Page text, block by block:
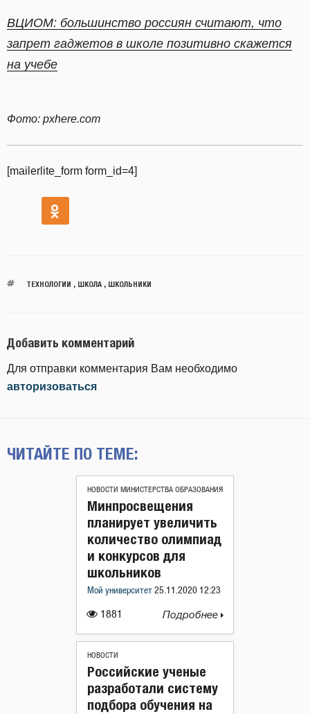
ВЦИОМ: большинство россиян считают, что
запрет гаджетов в школе позитивно скажется
на учебе
Фото: pxhere.com
[mailerlite_form form_id=4]
ТЕХНОЛОГИИ , ШКОЛА, ШКОЛЬНИКИ
Добавить комментарий
Для отправки комментария Вам необходимо
авторизоваться
ЧИТАЙТЕ ПО ТЕМЕ:
НОВОСТИ МИНИСТЕРСТВА ОБРАЗОВАНИЯ
1881
Минпросвещения
планирует увеличить
количество олимпиад
и конкурсов для
школьников
Мой университет 25.11.2020 12:23
Подробнее
НОВОСТИ
Российские ученые
разработали систему
подбора обучения на